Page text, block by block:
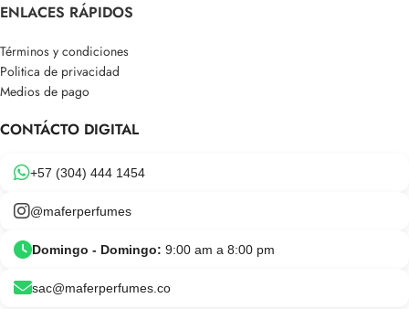
ENLACES RÁPIDOS
Términos y condiciones
Politica de privacidad
Medios de pago
CONTÁCTO DIGITAL
+57 (304) 444 1454
@maferperfumes
Domingo - Domingo: 9:00 am a 8:00 pm
sac@maferperfumes.co